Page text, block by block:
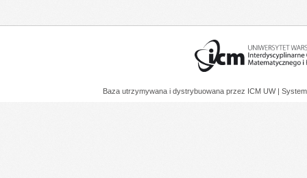
Baza utrzymywana i dystrybuowana przez ICM UW |